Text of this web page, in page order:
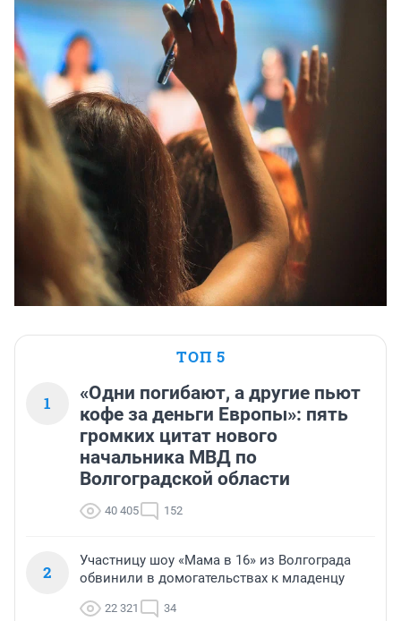
ТОП 5
1
«Одни погибают, а другие пьют
кофе за деньги Европы»: пять
громких цитат нового
начальника МВД по
Волгоградской области
40 405 152
2
Участницу шоу «Мама в 16» из Волгограда
обвинили в домогательствах к младенцу
22 321 34